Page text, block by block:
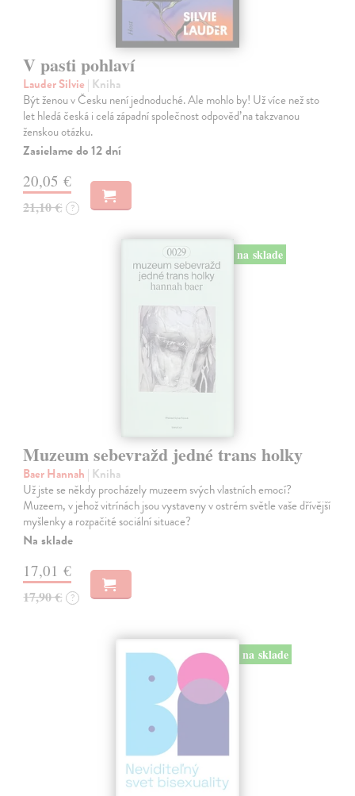
V pasti pohlaví
Lauder Silvie | Kniha
Být ženou v Česku není jednoduché. Ale mohlo by! Už více než sto
let hledá česká i celá západní společnost odpověď na takzvanou
ženskou otázku.
Zasielame do 12 dní
20,05 €
21,10 € ?
na sklade
Muzeum sebevražd jedné trans holky
Baer Hannah | Kniha
Už jste se někdy procházely muzeem svých vlastních emocí?
Muzeem, v jehož vitrínách jsou vystaveny v ostrém světle vaše dřívější
myšlenky a rozpačité sociální situace?
Na sklade
17,01 €
17,90 € ?
na sklade